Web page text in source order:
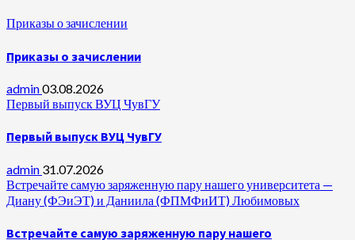
Приказы о зачислении
Приказы о зачислении
admin03.08.2026
Первый выпуск ВУЦ ЧувГУ
Первый выпуск ВУЦ ЧувГУ
admin 31.07.2026
Встречайте самую заряженную пару нашего университета —
Диану (ФЭиЭТ) и Даниила (ФПМФиИТ) Любимовых
Встречайте самую заряженную пару нашего